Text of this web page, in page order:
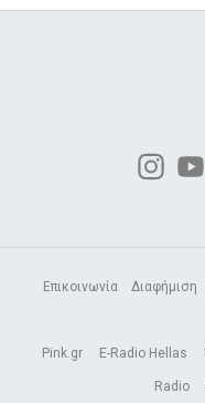
Επικοινωνία Διαφήμιση
Pink.gr E-Radio Hellas
Radio